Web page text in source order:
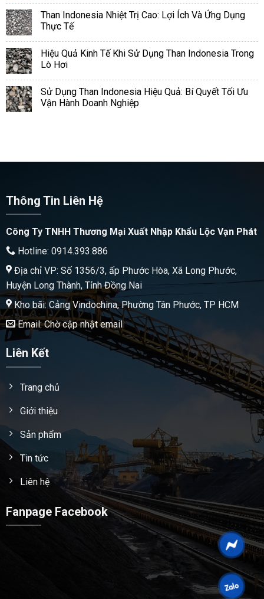
Than Indonesia Nhiệt Trị Cao: Lợi Ích Và Ứng Dụng
Thực Tế
Hiệu Quả Kinh Tế Khi Sử Dụng Than Indonesia Trong
Lò Hơi
Sử Dụng Than Indonesia Hiệu Quả: Bí Quyết Tối Ưu
Vận Hành Doanh Nghiệp
Thông Tin Liên Hệ
Công Ty TNHH Thương Mại Xuất Nhập Khẩu Lộc Vạn Phát
Hotline: 0914.393.886
Địa chỉ VP: Số 1356/3, ấp Phước Hòa, Xã Long Phước,
Huyện Long Thành, Tỉnh Đồng Nai
Kho bãi: Cảng Vindochina, Phường Tân Phước, TP HCM
Email: Chờ cập nhật email
Liên Kết
Trang chủ
Giới thiệu
Sản phẩm
Tin tức
Liên hệ
Fanpage Facebook